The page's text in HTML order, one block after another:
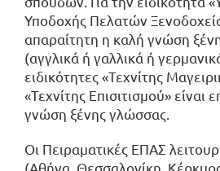
Υποδοχής Πελατών
απαραίτητη η καλή γνώση
(αγγλικά ή γαλλικά ή
ειδικότητες «Τεχνίτης
«Τεχνίτης Επισιτισμού» είναι
γνώση ξένης γλώσσας.
Οι Πειραματικές ΕΠΑΣ
(Αθήνα, Θεσσαλονίκη,